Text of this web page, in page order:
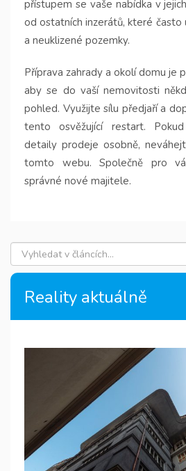
přístupem se vaše nabídka v
od ostatních inzerátů, které často
a neuklizené pozemky.
Příprava zahrady a okolí domu je
aby se do vaší nemovitosti
pohled. Využijte sílu předjaří a
tento osvěžující restart.
detaily prodeje osobně,
tomto webu. Společně pro
správné nové majitele.
Reality aktuálně